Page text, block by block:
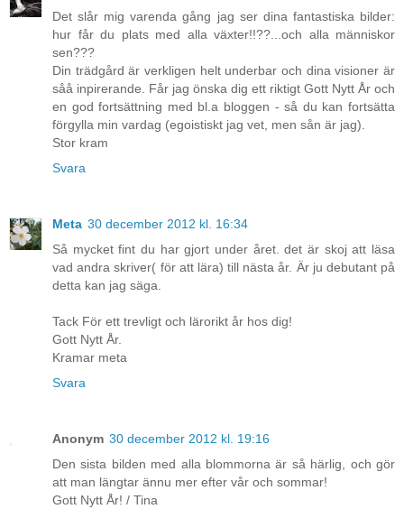
Det slår mig varenda gång jag ser dina fantastiska bilder:
hur får du plats med alla växter!!??...och alla människor
sen???
Din trädgård är verkligen helt underbar och dina visioner är
såå inpirerande. Får jag önska dig ett riktigt Gott Nytt År och
en god fortsättning med bl.a bloggen - så du kan fortsätta
förgylla min vardag (egoistiskt jag vet, men sån är jag).
Stor kram
Svara
Meta 30 december 2012 kl. 16:34
Så mycket fint du har gjort under året. det är skoj att läsa
vad andra skriver( för att lära) till nästa år. Är ju debutant på
detta kan jag säga.
Tack För ett trevligt och lärorikt år hos dig!
Gott Nytt År.
Kramar meta
Svara
Anonym 30 december 2012 kl. 19:16
Den sista bilden med alla blommorna är så härlig, och gör
att man längtar ännu mer efter vår och sommar!
Gott Nytt År! / Tina